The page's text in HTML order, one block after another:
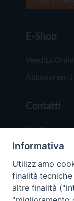
E-Shop
Vendita
Abbonamenti
Contatti
Chi Siamo
Redazione
Scrivici
Informativa
Utilizziamo
finalità
altre finalità